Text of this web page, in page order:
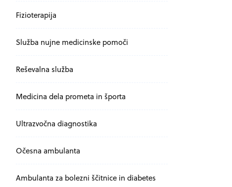
Fizioterapija
Služba nujne medicinske pomoči
Reševalna služba
Medicina dela prometa in športa
Ultrazvočna diagnostika
Očesna ambulanta
Ambulanta za bolezni ščitnice in diabetes